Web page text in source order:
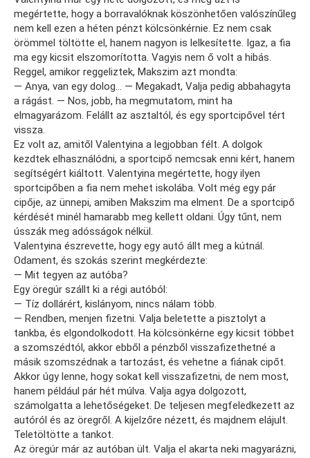
megértette, hogy a borravalóknak köszönhetően valószínűleg
nem kell ezen a héten pénzt kölcsönkérnie. Ez nem csak
örömmel töltötte el, hanem nagyon is lelkesítette. Igaz, a fia
ma egy kicsit elszomorította. Vagyis nem ő volt a hibás.
Reggel, amikor reggeliztek, Makszim azt mondta:
— Anya, van egy dolog… — Megakadt, Valja pedig abbahagyta
a rágást. — Nos, jobb, ha megmutatom, mint ha
elmagyarázom. Felállt az asztaltól, és egy sportcipővel tért
vissza.
Ez volt az, amitől Valentyina a legjobban félt. A dolgok
kezdtek elhasználódni, a sportcipő nemcsak enni kért, hanem
segítségért kiáltott. Valentyina megértette, hogy ilyen
sportcipőben a fia nem mehet iskolába. Volt még egy pár
cipője, az ünnepi, amiben Makszim ma elment. De a sportcipő
kérdését minél hamarabb meg kellett oldani. Úgy tűnt, nem
ússzák meg adósságok nélkül.
Valentyina észrevette, hogy egy autó állt meg a kútnál.
Odament, és szokás szerint megkérdezte:
— Mit tegyen az autóba?
Egy öregúr szállt ki a régi autóból:
— Tíz dollárért, kislányom, nincs nálam több.
— Rendben, menjen fizetni. Valja beletette a pisztolyt a
tankba, és elgondolkodott. Ha kölcsönkérne egy kicsit többet
a szomszédtól, akkor ebből a pénzből visszafizethetné a
másik szomszédnak a tartozást, és vehetne a fiának cipőt.
Akkor úgy lenne, hogy sokat kell visszafizetni, de nem most,
hanem például pár hét múlva. Valja agya dolgozott,
számolgatta a lehetőségeket. De teljesen megfeledkezett az
autóról és az öregről. A kijelzőre nézett, és majdnem elájult.
Teletöltötte a tankot.
Az öregúr már az autóban ült. Valja el akarta neki magyarázni,